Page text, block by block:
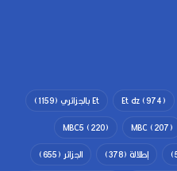
Et dz(974) Et بالجزائري
(1159)
MBC(207)
MBC5 (220)
إطلالة (378) الجزائر (655)